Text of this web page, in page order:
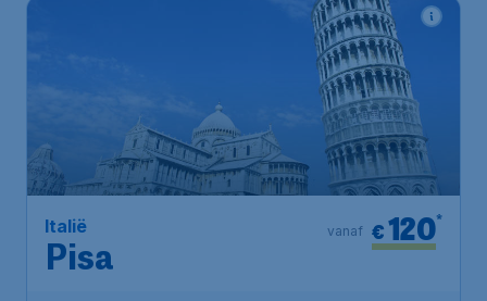
Italië
Pisa
€120*
vanaf